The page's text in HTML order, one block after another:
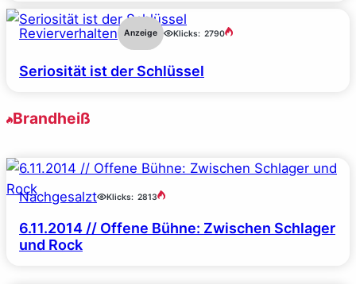
Revierverhalten Anzeige Klicks: 2790
Seriosität ist der Schlüssel
Brandheiß
Nachgesalzt Klicks: 2813
6.11.2014 // Offene Bühne: Zwischen Schlager
und Rock